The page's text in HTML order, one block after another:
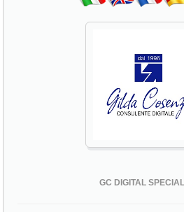
GC DIGITAL